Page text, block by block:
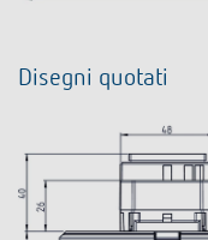
Disegni quotati